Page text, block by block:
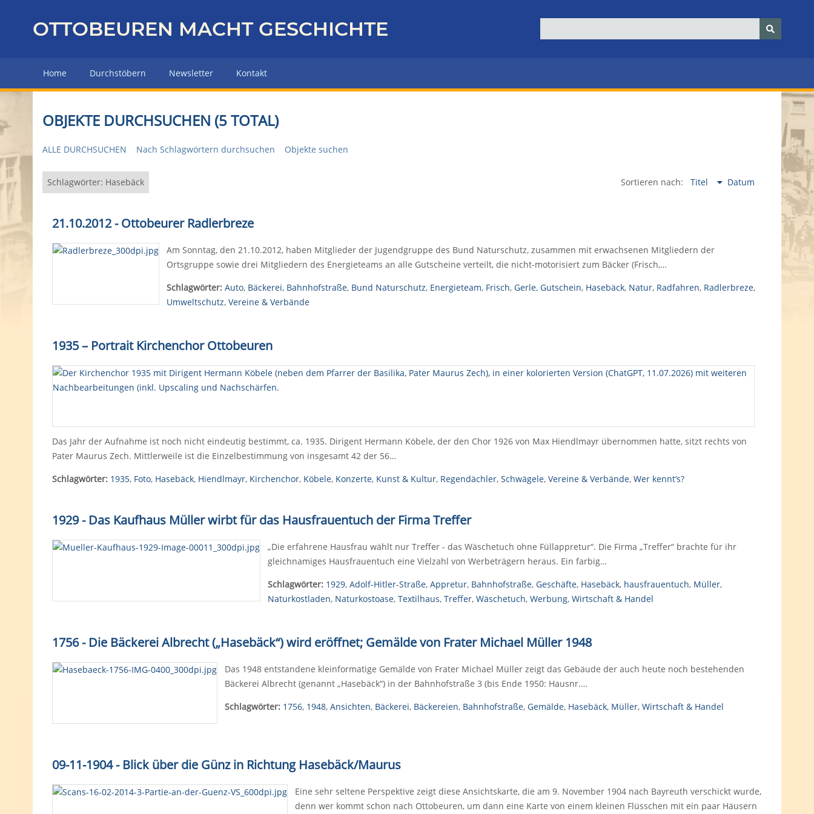
z
r
H
u
p
e
OTTOBEUREN MACHT GESCHICHTE
Home Durchstöbern Newsletter Kontakt
OBJEKTE DURCHSUCHEN (5 TOTAL)
ALLE DURCHSUCHEN Nach Schlagwörtern durchsuchen Objekte suchen
Schlagwörter: Hasebäck Sortieren nach: Titel Datum
21.10.2012 - Ottobeurer Radlerbreze
Am Sonntag, den 21.10.2012, haben Mitglieder der Jugendgruppe des Bund Naturschutz, zusammen mit erwachsenen Mitgliedern der
Ortsgruppe sowie drei Mitgliedern des Energieteams an alle Gutscheine verteilt, die nicht-motorisiert zum Bäcker (Frisch,…
Schlagwörter: Auto, Bäckerei, Bahnhofstraße, Bund Naturschutz, Energieteam, Frisch, Gerle, Gutschein, Hasebäck, Natur, Radfahren, Radlerbreze,
Umweltschutz, Vereine & Verbände
1935–Portrait Kirchenchor Ottobeuren
Das Jahr der Aufnahme ist noch nicht eindeutig bestimmt, ca. 1935. Dirigent Hermann Köbele, der den Chor 1926 von Max Hiendlmayr übernommen hatte, sitzt rechts von
Pater Maurus Zech. Mittlerweile ist die Einzelbestimmung von insgesamt 42 der 56…
Schlagwörter: 1935, Foto, Hasebäck, Hiendlmayr, Kirchenchor, Köbele, Konzerte, Kunst & Kultur, Regendächler, Schwägele, Vereine & Verbände, Wer kennt‘s?
1929 - Das Kaufhaus Müller wirbt für das Hausfrauentuch der Firma Treffer
„Die erfahrene Hausfrau wählt nur Treffer - das Wäschetuch ohne Füllappretur“. Die Firma „Treffer“ brachte für ihr
gleichnamiges Hausfrauentuch eine Vielzahl von Werbeträgern heraus. Ein farbig…
Schlagwörter: 1929, Adolf-Hitler-Straße, Appretur, Bahnhofstraße, Geschäfte, Hasebäck, hausfrauentuch, Müller,
Naturkostladen, Naturkostoase, Textilhaus, Treffer, Wäschetuch, Werbung, Wirtschaft & Handel
1756 - Die Bäckerei Albrecht („Hasebäck“) wird eröffnet; Gemälde von Frater Michael Müller 1948
Das 1948 entstandene kleinformatige Gemälde von Frater Michael Müller zeigt das Gebäude der auch heute noch bestehenden
Bäckerei Albrecht (genannt „Hasebäck“) in der Bahnhofstraße 3 (bis Ende 1950: Hausnr.…
Schlagwörter: 1756, 1948, Ansichten, Bäckerei, Bäckereien, Bahnhofstraße, Gemälde, Hasebäck, Müller, Wirtschaft & Handel
09-11-1904 - Blick über die Günz in Richtung Hasebäck/Maurus
Eine sehr seltene Perspektive zeigt diese Ansichtskarte, die am 9. November 1904 nach Bayreuth verschickt wurde,
denn wer kommt schon nach Ottobeuren, um dann eine Karte von einem kleinen Flüsschen mit ein paar Häusern